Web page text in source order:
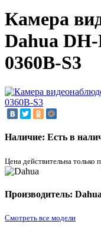
Камера
Dahua
0360B-S3
Наличие: Есть в
Цена действительна только
Производитель: Dahua
Смотреть все модели